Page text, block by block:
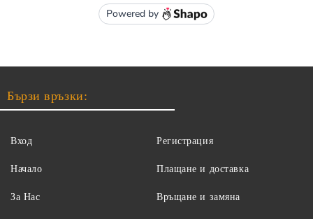
Бързи връзки:
Вход
Начало
За Нас
Регистрация
Плащане и доставка
Връщане и замяна